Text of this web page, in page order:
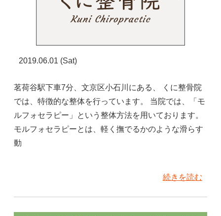
2019.06.01 (Sat)
茗荷谷駅下車7分、文京区小石川にある、 くに整骨院
では、特徴的な整体を行っています。 当院では、「モ
ルフォセラピー」という整体方法を用いております。
モルフォセラピーとは、軽く撫でるかのような滑らす
動
続きを読む